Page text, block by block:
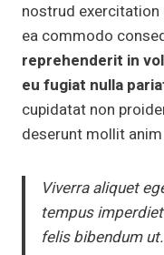
nostrud
ea commodo
reprehenderit in
eu fugiat nulla
cupidatat non
deserunt mollit
Viverra aliquet
tempus
felis bibendum